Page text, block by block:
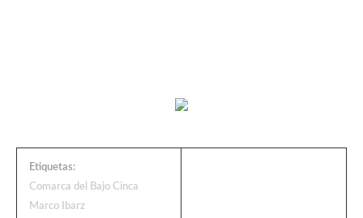
Etiquetas:
Comarca del Bajo Cinca
Marco Ibarz